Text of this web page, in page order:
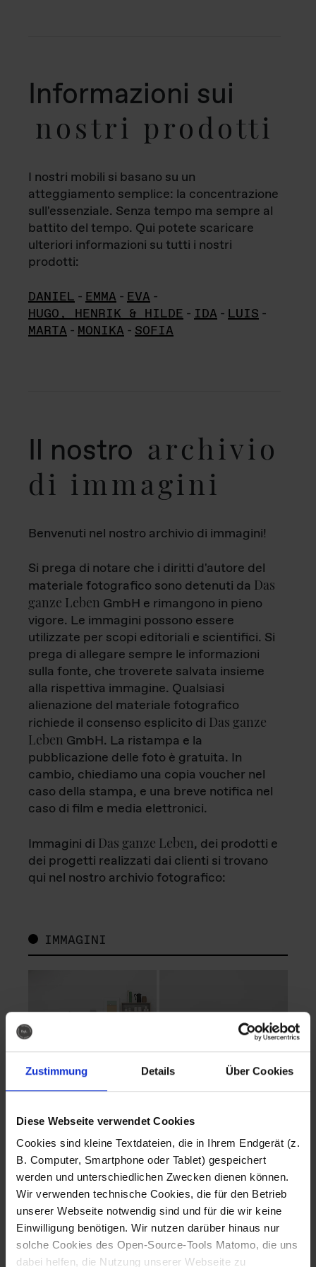
Zustimmung Details Über Cookies
Diese Webseite verwendet Cookies
Cookies sind kleine Textdateien, die in Ihrem Endgerät (z.
B. Computer, Smartphone oder Tablet) gespeichert
werden und unterschiedlichen Zwecken dienen können.
Wir verwenden technische Cookies, die für den Betrieb
unserer Webseite notwendig sind und für die wir keine
Einwilligung benötigen. Wir nutzen darüber hinaus nur
solche Cookies des Open-Source-Tools Matomo, die uns
dabei helfen, die Nutzung unserer Webseite zu
Informazioni sui
nostri prodotti
I nostri mobili si basano su un
atteggiamento semplice: la concentrazione
sull'essenziale. Senza tempo ma sempre al
battito del tempo. Qui potete scaricare
ulteriori informazioni su tutti i nostri
prodotti:
DANIEL - EMMA - EVA -
HUGO, HENRIK & HILDE - IDA - LUIS -
MARTA - MONIKA - SOFIA
Il nostro archivio
di immagini
Benvenuti nel nostro archivio di immagini!
Si prega di notare che i diritti d'autore del
materiale fotografico sono detenuti da Das
ganze Leben GmbH e rimangono in pieno
vigore. Le immagini possono essere
utilizzate per scopi editoriali e scientifici. Si
prega di allegare sempre le informazioni
sulla fonte, che troverete salvata insieme
alla rispettiva immagine. Qualsiasi
alienazione del materiale fotografico
richiede il consenso esplicito di Das ganze
Leben GmbH. La ristampa e la
pubblicazione delle foto è gratuita. In
cambio, chiediamo una copia voucher nel
caso della stampa, e una breve notifica nel
caso di film e media elettronici.
Immagini di Das ganze Leben, dei prodotti e
dei progetti realizzati dai clienti si trovano
qui nel nostro archivio fotografico:
IMMAGINI
Fotografo: Lorenz
Sternbach
Download
Fotografo: Lorenz
Sternbach
Download